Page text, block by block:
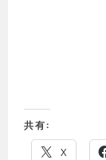
共有:
X